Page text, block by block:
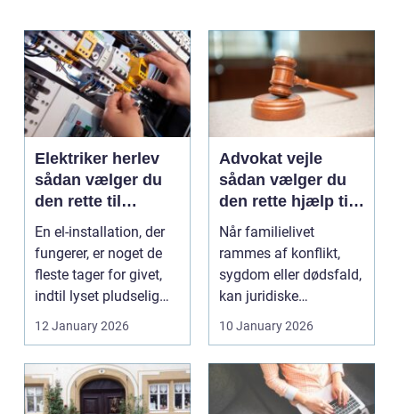
Elektriker herlev
sådan vælger du
den rette til
opgaven
En el-installation, der
fungerer, er noget de
fleste tager for givet,
indtil lyset pludselig
går, el...
12 January 2026
Advokat vejle
sådan vælger du
den rette hjælp til
familien
Når familielivet
rammes af konflikt,
sygdom eller dødsfald,
kan juridiske
spørgsmål hurtigt
10 January 2026